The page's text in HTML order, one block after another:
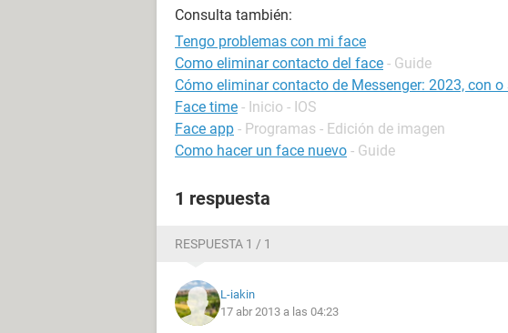
Consulta también:
Tengo problemas con mi face
Como eliminar contacto del face - Guide
Cómo eliminar contacto de Messenger: 2023, con
Face time - Inicio - IOS
Face app - Programas - Edición de imagen
Como hacer un face nuevo - Guide
1 respuesta
RESPUESTA 1 / 1
L-iakin
17 abr 2013 a las 04:23